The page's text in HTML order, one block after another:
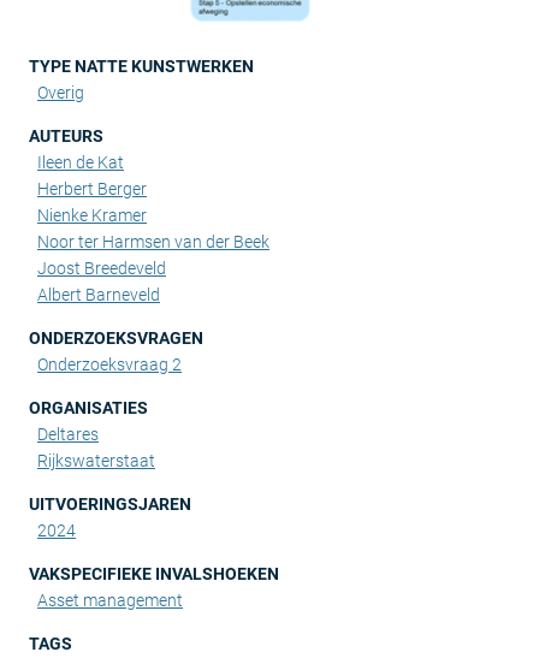
TYPE NATTE KUNSTWERKEN
Overig
AUTEURS
Ileen de Kat
Herbert Berger
Nienke Kramer
Noor ter Harmsen van der Beek
Joost Breedeveld
Albert Barneveld
ONDERZOEKSVRAGEN
Onderzoeksvraag 2
ORGANISATIES
Deltares
Rijkswaterstaat
UITVOERINGSJAREN
2024
VAKSPECIFIEKE INVALSHOEKEN
Asset management
TAGS